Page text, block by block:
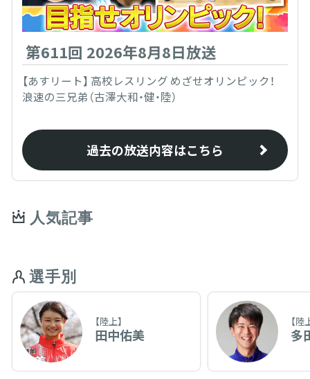
第611回 2026年8月8日放送
【あすリート】 高校レスリング めざせオリンピック！
浪速の三兄弟（古澤大和・健・陸）
過去の放送内容はこちら
人気記事
選手別
【陸上】
田中佑美
【陸
多